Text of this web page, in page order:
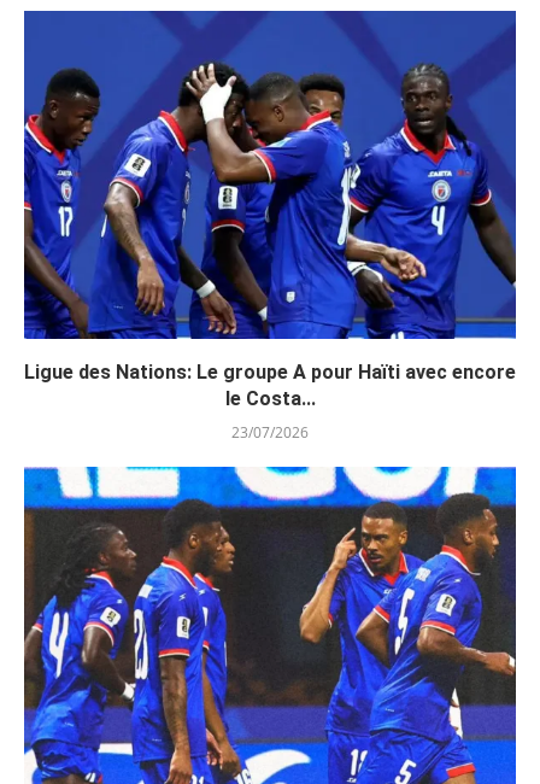
Ligue des Nations: Le groupe A pour Haïti avec encore
le Costa...
23/07/2026